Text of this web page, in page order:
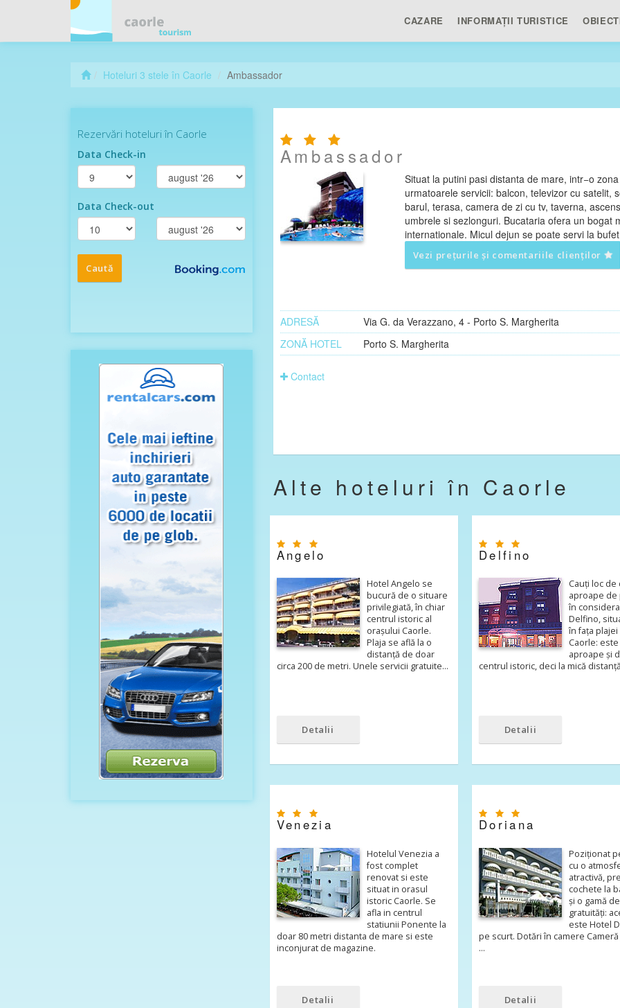
CAZARE INFORMAȚII TURISTICE
Hoteluri 3 stele în Caorle Ambassador
Ambassador
Situat la putini pasi distanta de mare, intr−o
urmatoarele servicii: balcon, televizor cu satelit,
barul, terasa, camera de zi cu tv, taverna,
umbrele si sezlonguri. Bucataria ofera un bogat
internationale. Micul dejun se poate servi la
Vezi prețurile și comentariile clienților
ADRESĂ
Via G. da Verazzano, 4 - Porto S. Margherita
ZONĂ HOTEL
Porto S. Margherita
Contact
Alte hoteluri în Caorle
Angelo
Hotel Angelo se
bucură de o situare
privilegiată, în chiar
centrul istoric al
orașului Caorle.
Plaja se află la o
distanță de doar
circa 200 de metri. Unele servicii gratuite…
Detalii
Delfino
Cauți loc de
aproape de
în
Delfino,
în fața plajei
Caorle:
aproape și
centrul istoric, deci la mică
Detalii
Venezia
Hotelul Venezia a
fost complet
renovat si este
situat in orasul
istoric Caorle. Se
afla in centrul
statiunii Ponente la
doar 80 metri distanta de mare si este
inconjurat de magazine.
Detalii
Doriana
Poziționat
cu o
atractivă,
cochete la
și o gamă de
gratuități:
este Hotel
pe scurt. Dotări în camere
…
Detalii